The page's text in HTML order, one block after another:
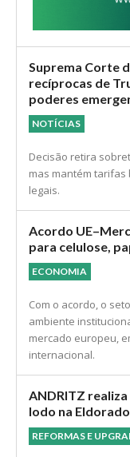
Suprema Corte
recíprocas de
poderes
NOTÍCIAS
Decisão retira
mas mantém
legais.
Acordo
para celulose,
ECONOMIA
Com o acordo, o
ambiente
mercado europeu,
internacional.
ANDRITZ
lodo na
REFORMAS E